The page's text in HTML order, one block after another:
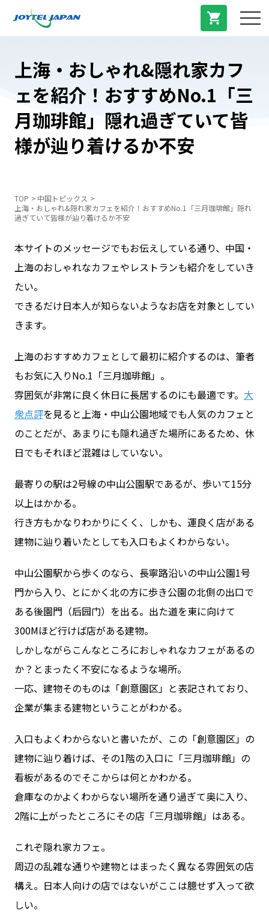
お問い合わせ
ログイン
WiFiレンタルプランお申し込み
料金プラン
プラン/商品
中国トピックス
法人登録
上海・おしゃれ&隠れ家カフ
ェを紹介！おすすめNo.1「三
月珈琲館」隠れ過ぎていて皆
様が辿り着けるか不安
TOP
中国トピックス
上海・おしゃれ&隠れ家カフェを紹介！おすすめNo.1「三月珈琲館」隠れ
過ぎていて皆様が辿り着けるか不安
本サイトのメッセージでもお伝えしている通り、中国・
上海のおしゃれなカフェやレストランも紹介をしていき
たい。
できるだけ日本人が知らないようなお店を対象としてい
きます。
上海のおすすめカフェとして最初に紹介するのは、筆者
もお気に入りNo.1「三月珈琲館」。
雰囲気が非常に良く休日に長居するのにも最適です。 大
衆点評を見ると上海・中山公園地域でも人気のカフェと
のことだが、あまりにも隠れ過ぎた場所にあるため、休
日でもそれほど混雑はしていない。
最寄りの駅は2号線の中山公園駅であるが、歩いて15分
以上はかかる。
行き方もかなりわかりにくく、しかも、運良く店がある
建物に辿り着いたとしても入口もよくわからない。
中山公園駅から歩くのなら、長寧路沿いの中山公園1号
門から入り、とにかく北の方に歩き公園の北側の出口で
ある後園門（后园门）を出る。出た道を東に向けて
300Mほど行けば店がある建物。
しかしながらこんなところにおしゃれなカフェがあるの
か？とまったく不安になるような場所。
一応、建物そのものは「創意園区」と表記されており、
企業が集まる建物ということがわかる。
入口もよくわからないと書いたが、この「創意園区」の
建物に辿り着けば、その1階の入口に「三月珈琲館」の
看板があるのでそこからは何とかわかる。
倉庫なのかよくわからない場所を通り過ぎて奥に入り、
2階に上がったところにその店「三月珈琲館」はある。
これぞ隠れ家カフェ。
周辺の乱雑な通りや建物とはまったく異なる雰囲気の店
構え。日本人向けの店ではないがここは臆せず入って欲
しい。